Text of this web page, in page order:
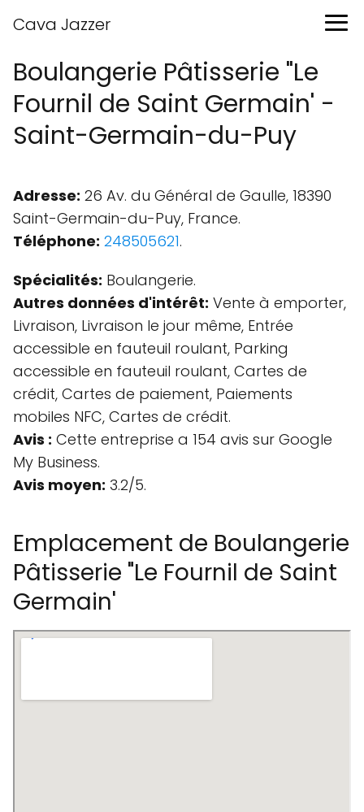
Cava Jazzer
Boulangerie Pâtisserie "Le
Fournil de Saint Germain' -
Saint-Germain-du-Puy
Adresse: 26 Av. du Général de Gaulle, 18390
Saint-Germain-du-Puy, France.
Téléphone: 248505621.
Spécialités: Boulangerie.
Autres données d'intérêt: Vente à emporter,
Livraison, Livraison le jour même, Entrée
accessible en fauteuil roulant, Parking
accessible en fauteuil roulant, Cartes de
crédit, Cartes de paiement, Paiements
mobiles NFC, Cartes de crédit.
Avis : Cette entreprise a 154 avis sur Google
My Business.
Avis moyen: 3.2/5.
Emplacement de Boulangerie
Pâtisserie "Le Fournil de Saint
Germain'